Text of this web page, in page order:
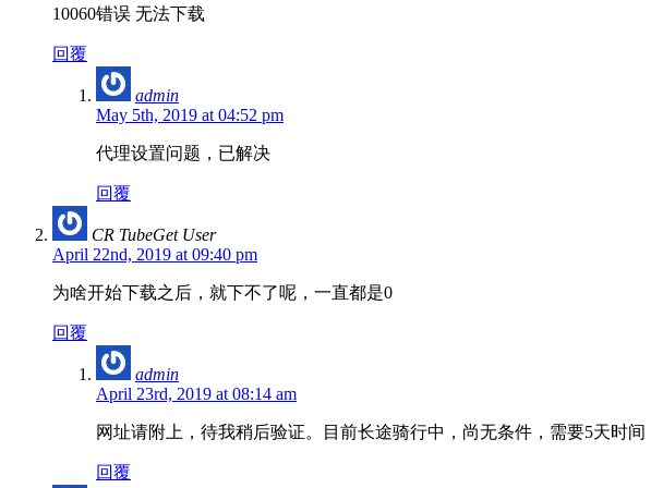
10060错误 无法下载
回覆
admin
May 5th, 2019 at 04:52 pm
代理设置问题，已解决
回覆
CR TubeGet User
April 22nd, 2019 at 09:40 pm
为啥开始下载之后，就下不了呢，一直都是0
回覆
admin
April 23rd, 2019 at 08:14 am
网址请附上，待我稍后验证。目前长途骑行中，尚无条件，需要5天时间
回覆